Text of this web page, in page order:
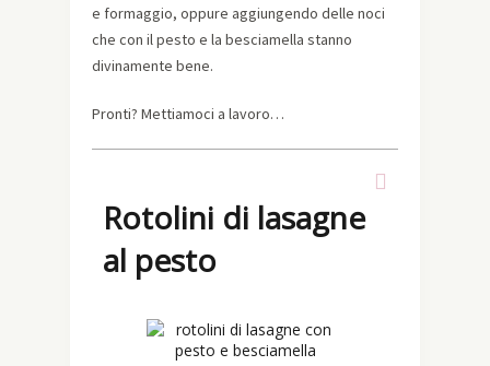
e formaggio, oppure aggiungendo delle noci
che con il pesto e la besciamella stanno
divinamente bene.
Pronti? Mettiamoci a lavoro…
Rotolini di lasagne
al pesto